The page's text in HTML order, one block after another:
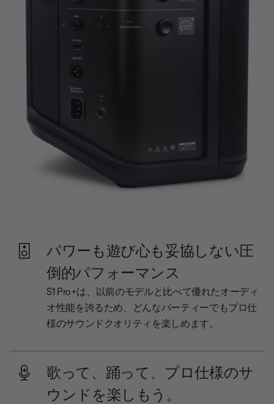
パワーも遊び心も妥協しない圧
倒的パフォーマンス
S1 Pro+は、以前のモデルと比べて優れたオーディ
オ性能を誇るため、どんなパーティーでもプロ仕
様のサウンドクオリティを楽しめます。
歌って、踊って、プロ仕様のサ
ウンドを楽しもう。